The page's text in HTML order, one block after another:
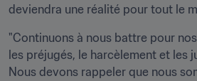
deviendra une réalité pour tout le
"Continuons à nous battre pour
les préjugés, le harcèlement et les
Nous devons rappeler que nous